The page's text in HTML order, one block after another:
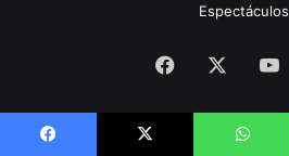
Espectáculos
Facebook